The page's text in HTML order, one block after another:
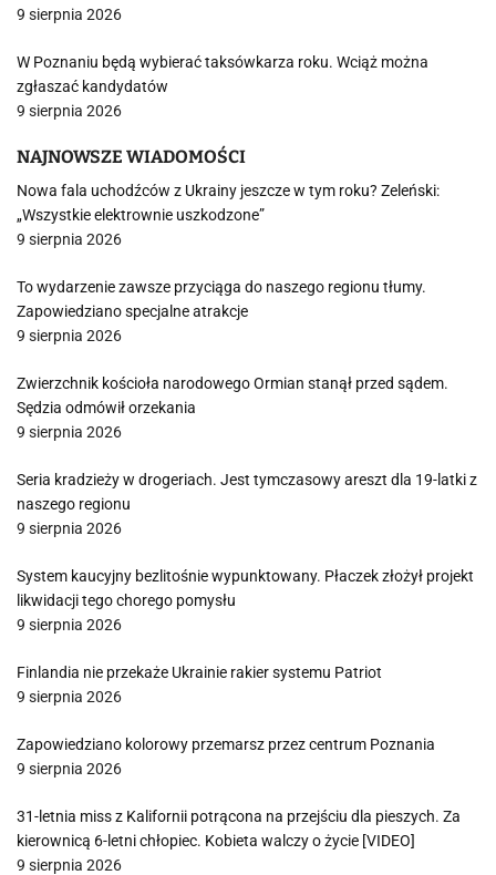
9 sierpnia 2026
W Poznaniu będą wybierać taksówkarza roku. Wciąż można
zgłaszać kandydatów
9 sierpnia 2026
NAJNOWSZE WIADOMOŚCI
Nowa fala uchodźców z Ukrainy jeszcze w tym roku? Zeleński:
„Wszystkie elektrownie uszkodzone”
9 sierpnia 2026
To wydarzenie zawsze przyciąga do naszego regionu tłumy.
Zapowiedziano specjalne atrakcje
9 sierpnia 2026
Zwierzchnik kościoła narodowego Ormian stanął przed sądem.
Sędzia odmówił orzekania
9 sierpnia 2026
Seria kradzieży w drogeriach. Jest tymczasowy areszt dla 19-latki z
naszego regionu
9 sierpnia 2026
System kaucyjny bezlitośnie wypunktowany. Płaczek złożył projekt
likwidacji tego chorego pomysłu
9 sierpnia 2026
Finlandia nie przekaże Ukrainie rakier systemu Patriot
9 sierpnia 2026
Zapowiedziano kolorowy przemarsz przez centrum Poznania
9 sierpnia 2026
31-letnia miss z Kalifornii potrącona na przejściu dla pieszych. Za
kierownicą 6-letni chłopiec. Kobieta walczy o życie [VIDEO]
9 sierpnia 2026